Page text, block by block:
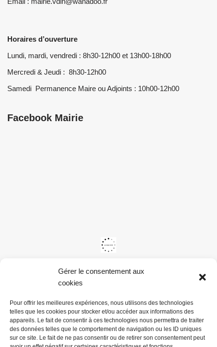
Gérer le consentement aux
cookies
Pour offrir les meilleures expériences, nous utilisons des technologies
telles que les cookies pour stocker et/ou accéder aux informations des
appareils. Le fait de consentir à ces technologies nous permettra de traiter
des données telles que le comportement de navigation ou les ID uniques
sur ce site. Le fait de ne pas consentir ou de retirer son consentement peut
Horaires d’ouverture
Lundi, mardi, vendredi : 8h30-12h00 et 13h00-18h00
Mercredi & Jeudi : 8h30-12h00
Samedi Permanence Maire ou Adjoints : 10h00-12h00
Facebook Mairie